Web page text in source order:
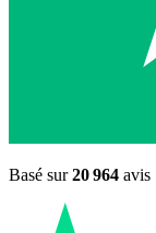
Basé sur20 964 avis